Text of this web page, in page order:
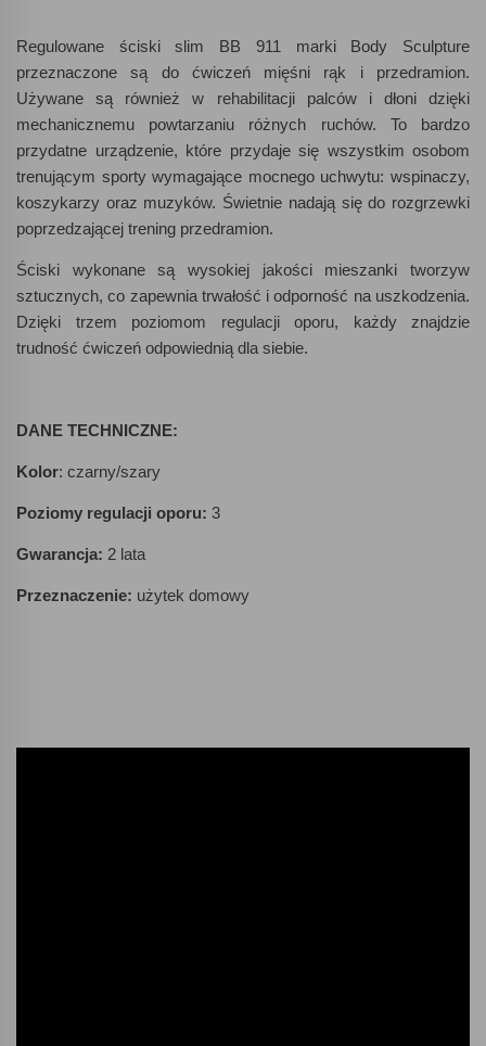
Regulowane ściski slim BB 911 marki Body Sculpture
przeznaczone są do ćwiczeń mięśni rąk i przedramion.
Używane są również w rehabilitacji palców i dłoni dzięki
mechanicznemu powtarzaniu różnych ruchów. To bardzo
przydatne urządzenie, które przydaje się wszystkim osobom
trenującym sporty wymagające mocnego uchwytu: wspinaczy,
koszykarzy oraz muzyków. Świetnie nadają się do rozgrzewki
poprzedzającej trening przedramion.
Ściski wykonane są wysokiej jakości mieszanki tworzyw
sztucznych, co zapewnia trwałość i odporność na uszkodzenia.
Dzięki trzem poziomom regulacji oporu, każdy znajdzie
trudność ćwiczeń odpowiednią dla siebie.
DANE TECHNICZNE:
Kolor: czarny/szary
Poziomy regulacji oporu: 3
Gwarancja: 2 lata
Przeznaczenie: użytek domowy